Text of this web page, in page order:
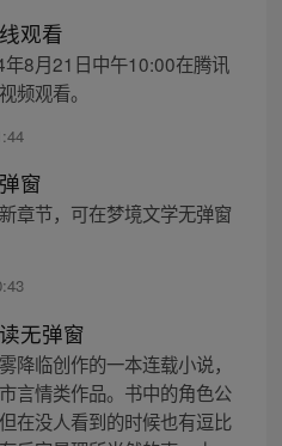
观看
年8月21日中午10:00在腾讯
频观看。
窗
章节，可在梦境文学无弹窗
无弹窗
降临创作的一本连载小说，
言情类作品。书中的角色公
在没人看到的时候也有逗比